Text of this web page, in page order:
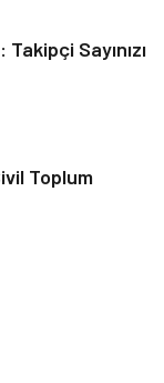
Sayınızı
Toplum